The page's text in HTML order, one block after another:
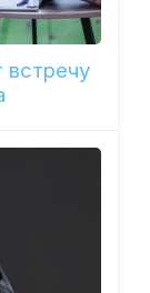
встречу